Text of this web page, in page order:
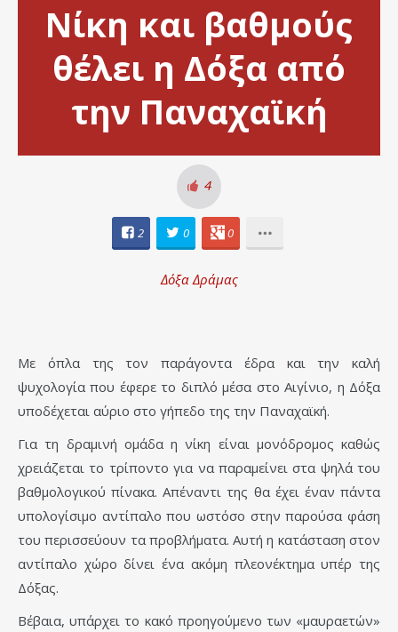
Νίκη και βαθμούς
θέλει η Δόξα από
την Παναχαϊκή
4
2 0 0
Δόξα Δράμας
Με όπλα της τον παράγοντα έδρα και την καλή
ψυχολογία που έφερε το διπλό μέσα στο Αιγίνιο, η Δόξα
υποδέχεται αύριο στο γήπεδο της την Παναχαϊκή.
Για τη δραμινή ομάδα η νίκη είναι μονόδρομος καθώς
χρειάζεται το τρίποντο για να παραμείνει στα ψηλά του
βαθμολογικού πίνακα. Απέναντι της θα έχει έναν πάντα
υπολογίσιμο αντίπαλο που ωστόσο στην παρούσα φάση
του περισσεύουν τα προβλήματα. Αυτή η κατάσταση στον
αντίπαλο χώρο δίνει ένα ακόμη πλεονέκτημα υπέρ της
Δόξας.
Βέβαια, υπάρχει το κακό προηγούμενο των «μαυραετών»